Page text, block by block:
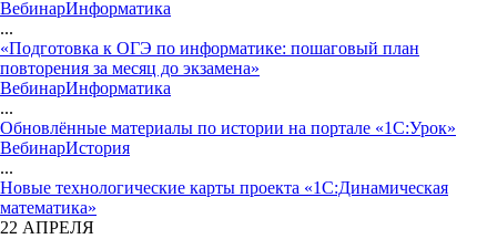
ВебинарИнформатика
...
«Подготовка к ОГЭ по информатике: пошаговый план
повторения за месяц до экзамена»
ВебинарИнформатика
...
Обновлённые материалы по истории на портале «1С:Урок»
ВебинарИстория
...
Новые технологические карты проекта «1С:Динамическая
математика»
22 АПРЕЛЯ